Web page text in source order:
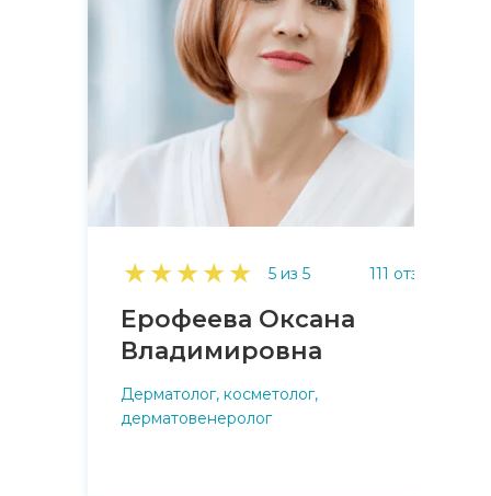
★★★★★ 5 из 5 111 отзыв
Ерофеева Оксана
Владимировна
Дерматолог, косметолог,
дерматовенеролог